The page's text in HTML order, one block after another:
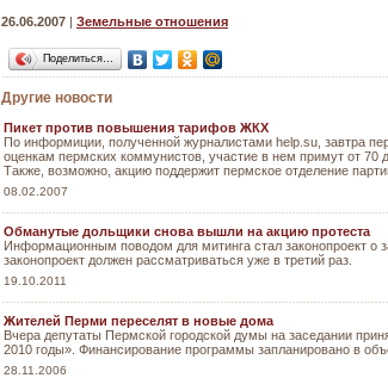
26.06.2007 | Земельные отношения
Поделиться…
Другие новости
Пикет против повышения тарифов ЖКХ
По информиции, полученной журналистами help.su, завтра
оценкам пермских коммунистов, участие в нем примут от 70
Также, возможно, акцию поддержит пермское отделение
08.02.2007
Обманутые дольщики снова вышли на акцию протеста
Информационным поводом для митинга стал законопроект о
законопроект должен рассматриваться уже в третий раз.
19.10.2011
Жителей Перми переселят в новые дома
Вчера депутаты Пермской городской думы на заседании
2010 годы». Финансирование программы запланировано в
28.11.2006